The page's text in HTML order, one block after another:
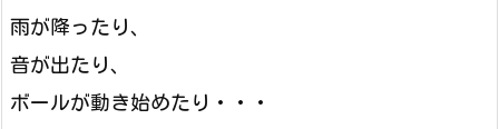
雨が降ったり、
音が出たり、
ボールが動き始めたり・・・